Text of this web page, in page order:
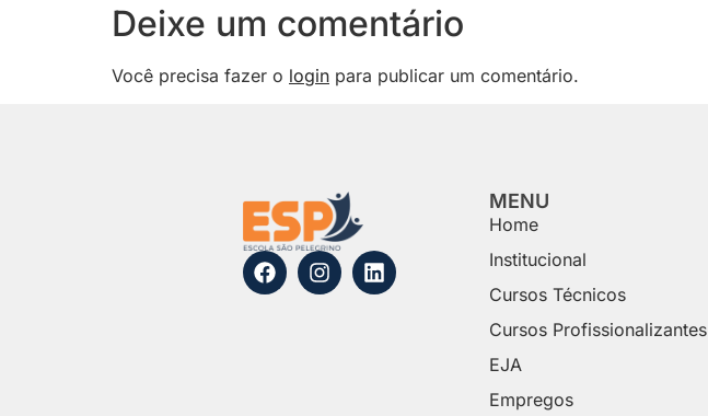
Deixe um comentário
Você precisa fazer o login para publicar um comentário.
MENU
Home
Institucional
Cursos Técnicos
Cursos Profissionalizantes
EJA
Empregos